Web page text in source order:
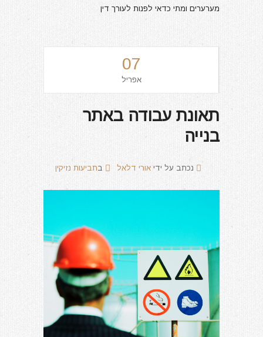
מערערים ומתי כדאי לפנות לעורך דין
07
אפריל
תאונת עבודה באתר
בנייה
נכתב על ידי אורי דלאל בתביעות נזיקין